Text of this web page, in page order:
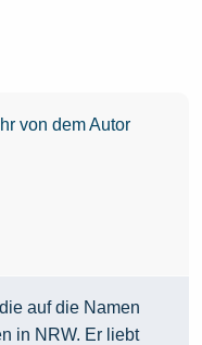
von dem Autor
auf die Namen
in NRW. Er liebt